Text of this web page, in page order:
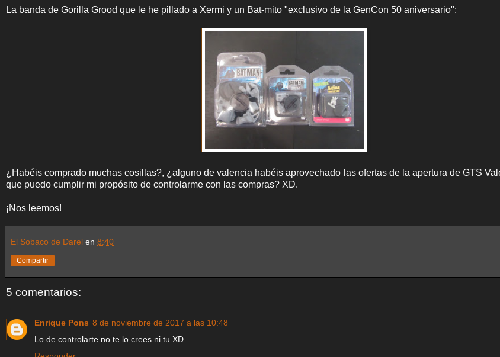
La banda de Gorilla Grood que le he pillado a Xermi y un Bat-mito "exclusivo de la GenCon 50 aniversario":
¿Habéis comprado muchas cosillas?, ¿alguno de valencia habéis aprovechado las ofertas de la apertura de GTS
que puedo cumplir mi propósito de controlarme con las compras? XD.
¡Nos leemos!
El Sobaco de Darel en 8:40
Compartir
5 comentarios:
Enrique Pons 8 de noviembre de 2017 a las 10:48
Lo de controlarte no te lo crees ni tu XD